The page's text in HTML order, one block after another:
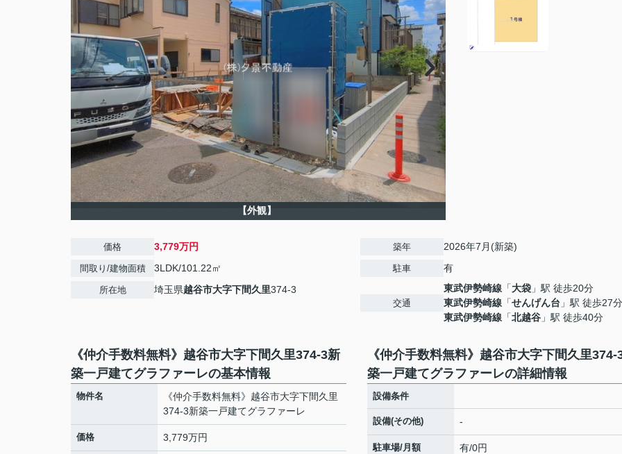
【外観】
価格 3,779万円
間取り/建物面積 3LDK/101.22㎡
所在地 埼玉県越谷市大字下間久里374-3
築年 2026年7月(新築)
駐車 有
交通
東武伊勢崎線 「大袋 」駅 徒歩20分
東武伊勢崎線 「せんげん台 」駅 徒歩27分
東武伊勢崎線 「北越谷 」駅 徒歩40分
《仲介手数料無料》越谷市大字下間久里374-3新
築一戸建てグラファーレの基本情報
物件名
《仲介手数料無料》越谷市大字下間久里
374-3新築一戸建てグラファーレ
価格 3,779万円
《仲介手数料無料》越谷市大字下間久里374-
築一戸建てグラファーレの詳細情報
設備条件
設備(その他) -
駐車場/月額 有/0円